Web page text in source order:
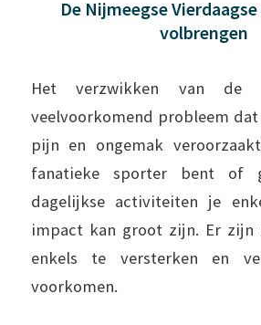
De Nijmeegse
volbrengen
Het verzwikken van de
veelvoorkomend probleem
pijn en ongemak
fanatieke sporter bent of
dagelijkse activiteiten je
impact kan groot zijn. Er zijn
enkels te versterken en
voorkomen.